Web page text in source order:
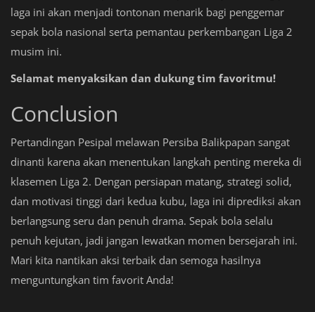
laga ini akan menjadi tontonan menarik bagi penggemar
sepak bola nasional serta pemantau perkembangan Liga 2
musim ini.
Selamat menyaksikan dan dukung tim favoritmu!
Conclusion
Pertandingan Pesipal melawan Persiba Balikpapan sangat
dinanti karena akan menentukan langkah penting mereka di
klasemen Liga 2. Dengan persiapan matang, strategi solid,
dan motivasi tinggi dari kedua kubu, laga ini diprediksi akan
berlangsung seru dan penuh drama. Sepak bola selalu
penuh kejutan, jadi jangan lewatkan momen bersejarah ini.
Mari kita nantikan aksi terbaik dan semoga hasilnya
menguntungkan tim favorit Anda!